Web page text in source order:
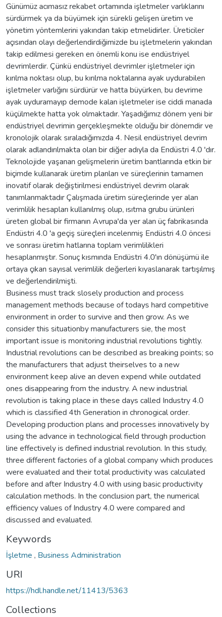
Günümüz acımasız rekabet ortamında işletmeler varlıklarını
sürdürmek ya da büyümek için sürekli gelişen üretim ve
yönetim yöntemlerini yakından takip etmelidirler. Üreticiler
açısından olayı değerlendirdiğimizde bu işletmelerin yakından
takip edilmesi gereken en önemli konu ise endüstriyel
devrimlerdir. Çünkü endüstriyel devrimler işletmeler için
kırılma noktası olup, bu kırılma noktalarına ayak uydurabilen
işletmeler varlığını sürdürür ve hatta büyürken, bu devrime
ayak uyduramayıp demode kalan işletmeler ise ciddi manada
küçülmekte hatta yok olmaktadır. Yaşadığımız dönem yeni bir
endüstriyel devrimin gerçekleşmekte olduğu bir dönemdir ve
kronolojik olarak sıraladığımızda 4. Nesil endüstriyel devrim
olarak adlandırılmakta olan bir diğer adıyla da Endüstri 4.0 'dır.
Teknolojide yaşanan gelişmelerin üretim bantlarında etkin bir
biçimde kullanarak üretim planları ve süreçlerinin tamamen
inovatif olarak değiştirilmesi endüstriyel devrim olarak
tanımlanmaktadır Çalışmada üretim süreçlerinde yer alan
verimlilik hesapları kullanılmış olup, ısıtma grubu ürünleri
üreten global bir firmanın Avrupa'da yer alan üç fabrikasında
Endüstri 4.0 'a geçiş süreçleri incelenmiş Endüstri 4.0 öncesi
ve sonrası üretim hatlarına toplam verimlilikleri
hesaplanmıştır. Sonuç kısmında Endüstri 4.0'ın dönüşümü ile
ortaya çıkan sayısal verimlilik değerleri kıyaslanarak tartışılmış
ve değerlendirilmişti.
Business must track slosely production and process
management methods because of todays hard competitive
environment in order to survive and then grow. As we
consider this situationby manufacturers sie, the most
important issue is monitoring industrial revolutions tightly.
Industrial revolutions can be described as breaking points; so
the manufacturers that adjust theirselves to a new
environment keep alive an deven expend while outdated
ones disappearing from the industry. A new industrial
revolution is taking place in these days called Industry 4.0
which is classified 4th Generation in chronogical order.
Developing production plans and processes innovatively by
using the advance in technological field through production
line effectively is defined industrial revolution. In this study,
three different factories of a global company which produces
were evaluated and their total productivity was calculated
before and after Industry 4.0 with using basic productivity
calculation methods. In the conclusion part, the numerical
efficiency values of Industry 4.0 were compared and
discussed and evaluated.
Keywords
İşletme , Business Administration
URI
https://hdl.handle.net/11413/5363
Collections